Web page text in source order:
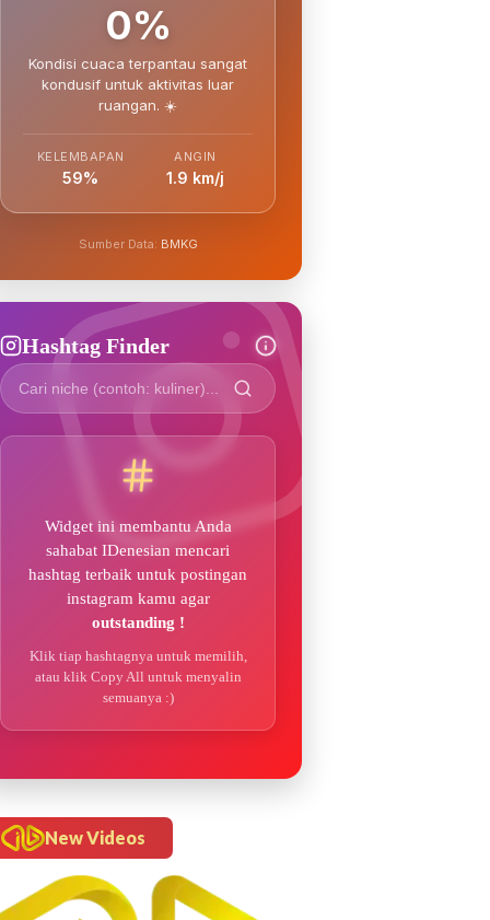
0%
Kondisi cuaca terpantau sangat
kondusif untuk aktivitas luar
ruangan. ☀️
KELEMBAPAN
59%
ANGIN
1.9 km/j
Sumber Data: BMKG
Hashtag Finder
Widget ini membantu Anda
sahabat IDenesian mencari
hashtag terbaik untuk postingan
instagram kamu agar
outstanding !
Klik tiap hashtagnya untuk memilih,
atau klik Copy All untuk menyalin
semuanya :)
New Videos